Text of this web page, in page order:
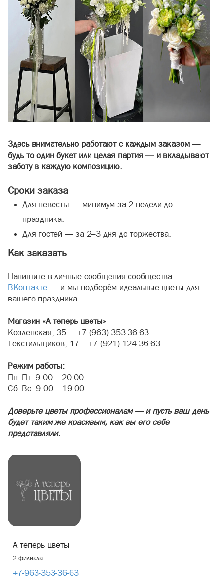
Здесь внимательно работают с каждым заказом —
будь то один букет или целая партия — и вкладывают
заботу в каждую композицию.
Сроки заказа
Для невесты — минимум за 2 недели до
праздника.
Для гостей — за 2–3 дня до торжества.
Как заказать
Напишите в личные сообщения сообщества
ВКонтакте — и мы подберём идеальные цветы для
вашего праздника.
Магазин «А теперь цветы»
Козленская, 35 +7 (963) 353-36-63
Текстильщиков, 17 +7 (921) 124-36-63
Режим работы:
Пн–Пт: 9:00 – 20:00
Сб–Вс: 9:00 – 19:00
Доверьте цветы профессионалам — и пусть ваш день
будет таким же красивым, как вы его себе
представляли.
А теперь цветы
2 филиала
+7-963-353-36-63